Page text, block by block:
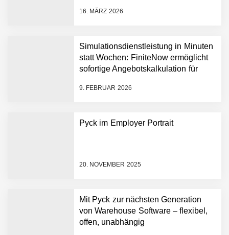
16. MÄRZ 2026
Simulationsdienstleistung in Minuten
statt Wochen: FiniteNow ermöglicht
sofortige Angebotskalkulation für
9. FEBRUAR 2026
Pyck im Employer Portrait
20. NOVEMBER 2025
Mit Pyck zur nächsten Generation
von Warehouse Software – flexibel,
offen, unabhängig
AI breit auszurollen
Humanoider Roboter bringt
Hightech ins Stadion
Simulationsdienstleistung in
Minuten statt Wochen:
FiniteNow ermöglicht
Entwicklungsprozesse
Maximilian Mack von Pyck